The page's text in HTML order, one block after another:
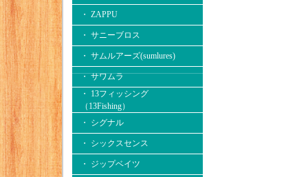
・ ZAPPU
・ サニーブロス
・ サムルアーズ(sumlures)
・ サワムラ
・ 13フィッシング
（13Fishing）
・ シグナル
・ シックスセンス
・ ジップベイツ